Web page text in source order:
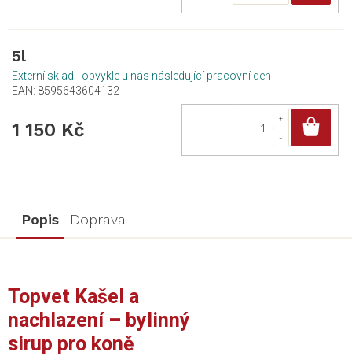
5l
Externí sklad - obvykle u nás následující pracovní den
EAN: 8595643604132
1 150 Kč
Popis Doprava
Topvet Kašel a
nachlazení – bylinný
sirup pro koně